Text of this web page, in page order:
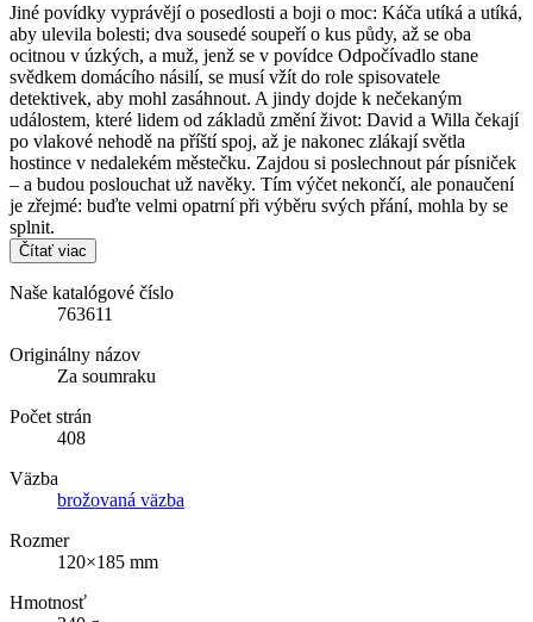
Jiné povídky vyprávějí o posedlosti a boji o moc: Káča utíká a utíká,
aby ulevila bolesti; dva sousedé soupeří o kus půdy, až se oba
ocitnou v úzkých, a muž, jenž se v povídce Odpočívadlo stane
svědkem domácího násilí, se musí vžít do role spisovatele
detektivek, aby mohl zasáhnout. A jindy dojde k nečekaným
událostem, které lidem od základů změní život: David a Willa čekají
po vlakové nehodě na příští spoj, až je nakonec zlákají světla
hostince v nedalekém městečku. Zajdou si poslechnout pár písniček
– a budou poslouchat už navěky. Tím výčet nekončí, ale ponaučení
je zřejmé: buďte velmi opatrní při výběru svých přání, mohla by se
splnit.
Čítať viac
Naše katalógové číslo
763611
Originálny názov
Za soumraku
Počet strán
408
Väzba
brožovaná väzba
Rozmer
120×185 mm
Hmotnosť